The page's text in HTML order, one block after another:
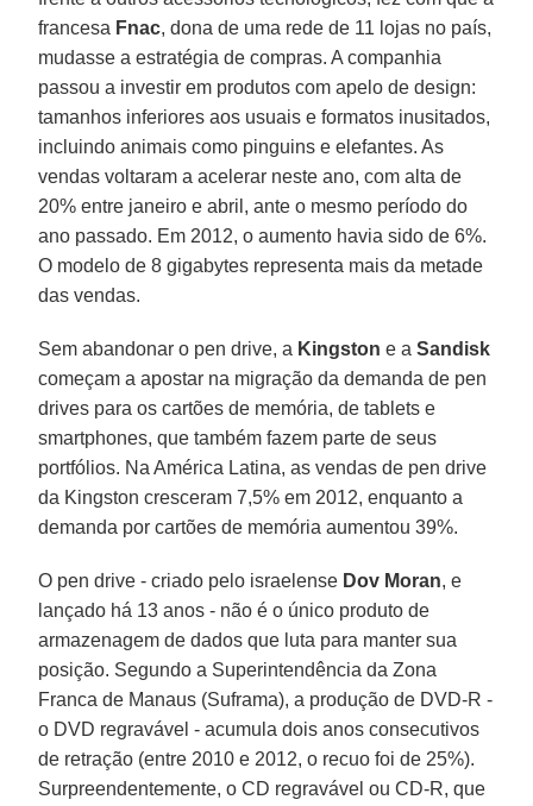
francesa Fnac, dona de uma rede de 11 lojas no país,
mudasse a estratégia de compras. A companhia
passou a investir em produtos com apelo de design:
tamanhos inferiores aos usuais e formatos inusitados,
incluindo animais como pinguins e elefantes. As
vendas voltaram a acelerar neste ano, com alta de
20% entre janeiro e abril, ante o mesmo período do
ano passado. Em 2012, o aumento havia sido de 6%.
O modelo de 8 gigabytes representa mais da metade
das vendas.
Sem abandonar o pen drive, a Kingston e aSandisk
começam a apostar na migração da demanda de pen
drives para os cartões de memória, de tablets e
smartphones, que também fazem parte de seus
portfólios. Na América Latina, as vendas de pen drive
da Kingston cresceram 7,5% em 2012, enquanto a
demanda por cartões de memória aumentou 39%.
O pen drive - criado pelo israelense Dov Moran, e
lançado há 13 anos - não é o único produto de
armazenagem de dados que luta para manter sua
posição. Segundo a Superintendência da Zona
Franca de Manaus (Suframa), a produção de DVD-R -
o DVD regravável - acumula dois anos consecutivos
de retração (entre 2010 e 2012, o recuo foi de 25%).
Surpreendentemente, o CD regravável ou CD-R, que